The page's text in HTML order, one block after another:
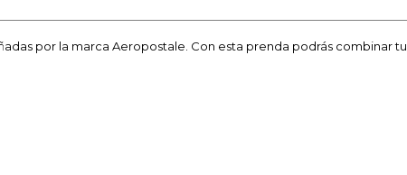
por la marca Aeropostale. Con esta prenda podrás combinar tu